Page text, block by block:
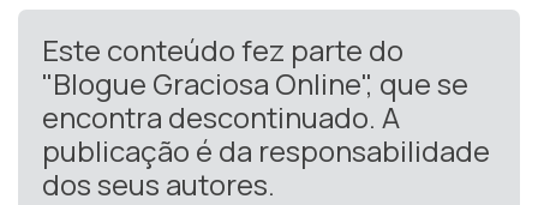
Este conteúdo fez parte do
"Blogue Graciosa Online", que se
encontra descontinuado. A
publicação é da responsabilidade
dos seus autores.